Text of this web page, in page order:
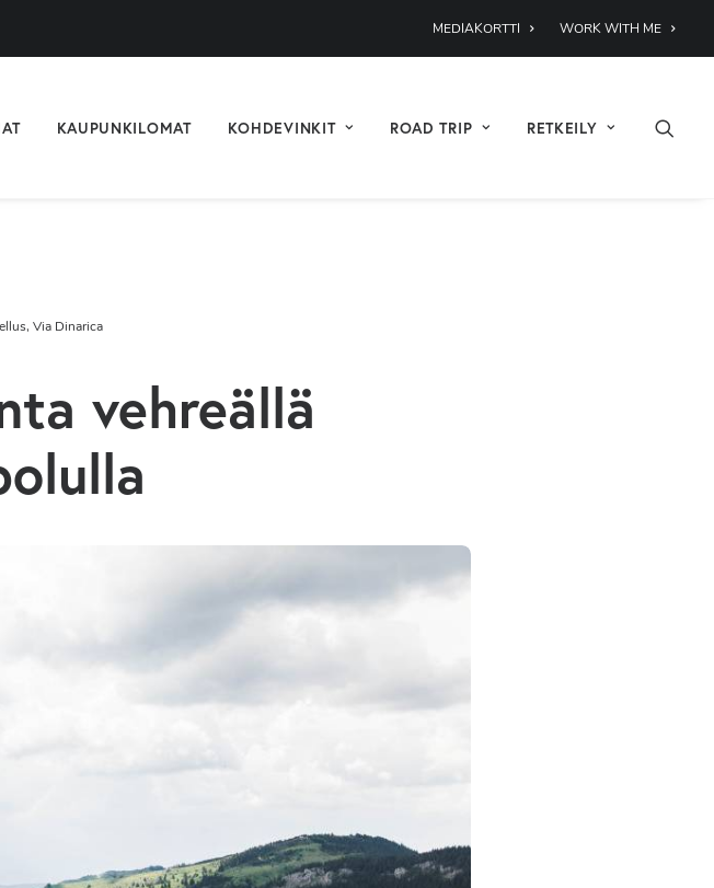
MEDIAKORTTI WORK WITH ME
KAUPUNKILOMAT KOHDEVINKIT ROAD TRIP RETKEILY
, Via Dinarica
vehreällä